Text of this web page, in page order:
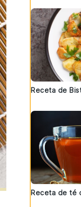
Receta de
Receta de té